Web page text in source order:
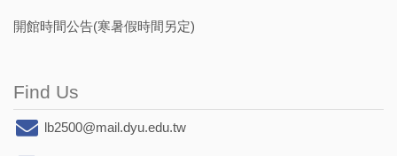
開館時間公告(寒暑假時間另定)
Find Us
lb2500@mail.dyu.edu.tw